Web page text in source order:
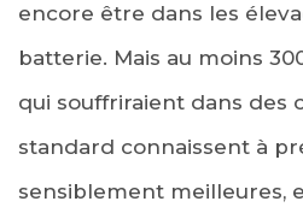
encore être dans les
batterie. Mais au moins
qui souffriraient dans des
standard connaissent à
sensiblement meilleures,